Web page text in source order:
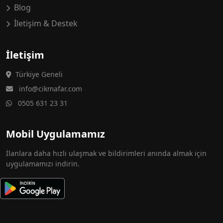
Blog
İletişim & Destek
İletişim
Türkiye Geneli
info@cikmafar.com
0505 631 23 31
Mobil Uygulamamız
İlanlara daha hızlı ulaşmak ve bildirimleri anında almak için
uygulamamızı indirin.